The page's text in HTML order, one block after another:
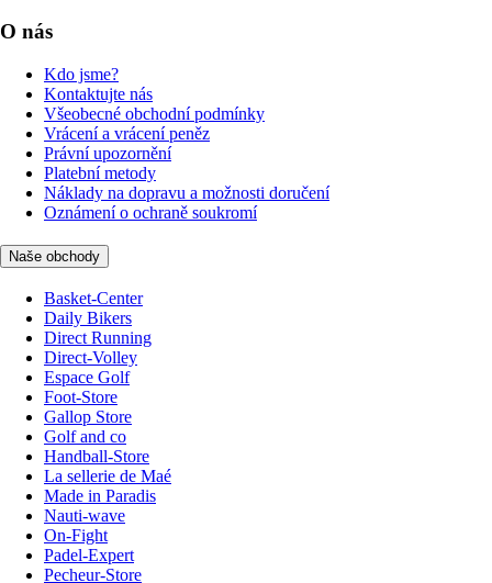
O nás
Kdo jsme?
Kontaktujte nás
Všeobecné obchodní podmínky
Vrácení a vrácení peněz
Právní upozornění
Platební metody
Náklady na dopravu a možnosti doručení
Oznámení o ochraně soukromí
Naše obchody
Basket-Center
Daily Bikers
Direct Running
Direct-Volley
Espace Golf
Foot-Store
Gallop Store
Golf and co
Handball-Store
La sellerie de Maé
Made in Paradis
Nauti-wave
On-Fight
Padel-Expert
Pecheur-Store